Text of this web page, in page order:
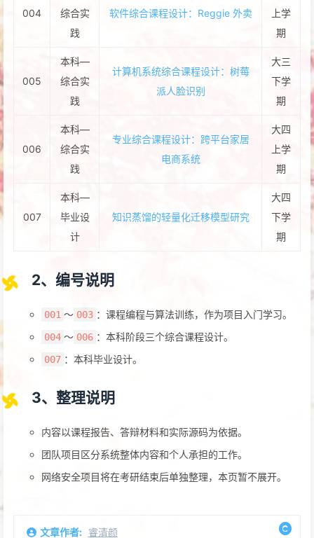
004
综合实
践
软件综合课程设计：Reggie 外卖
上学
期
005
本科—
综合实
践
计算机系统综合课程设计：树莓
派人脸识别
大三
下学
期
006
本科—
综合实
践
专业综合课程设计：跨平台家居
电商系统
大四
上学
期
007
本科—
毕业设
计
知识蒸馏的轻量化迁移模型研究
大四
下学
期
2、编号说明
001 ～ 003 ：课程编程与算法训练，作为项目入门学习。
004 ～ 006 ：本科阶段三个综合课程设计。
007 ：本科毕业设计。
3、整理说明
内容以课程报告、答辩材料和实际源码为依据。
团队项目区分系统整体内容和个人承担的工作。
网络安全项目将在考研结束后单独整理，本页暂不展开。
文章作者: 睿清颜